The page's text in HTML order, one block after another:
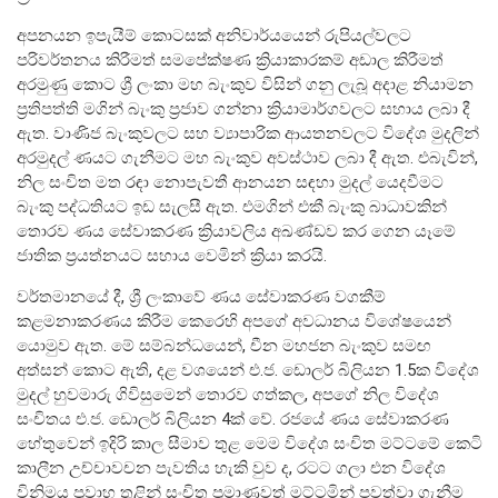
නෝට්ටු හා කාසි
නෝට්ටු හා කාසි පිළිබඳ දැනුවත් වෙමු
ව්‍යවහාර මුදල් නෝට්ටු
සංසරණයේ පවතින කාසි
සමරු කාසි හා නෝට්ටු
නෝට්ටුවල ආරක්ෂණ සලකුණු
ව්‍යවහාර මුදල් කළමනාකරණය
අපනයන ඉපැයීම් කොටසක් අනිවාර්යයෙන් රුපියල්වලට
පරිවර්තනය කිරීමත් සමපේක්ෂණ ක්‍රියාකාරකම් අඩාල කිරීමත්
අරමුණු කොට ශ්‍රී ලංකා මහ බැංකුව විසින් ගනු ලැබූ අදාළ නියාමන
ප්‍රතිපත්ති මගින් බැංකු ප්‍රජාව ගන්නා ක්‍රියාමාර්ගවලට සහාය ලබා දී
ඇත. වාණිජ බැංකුවලට සහ ව්‍යාපාරික ආයතනවලට විදේශ මුදලින්
අරමුදල් ණයට ගැනීමට මහ බැංකුව අවස්ථාව ලබා දී ඇත. එබැවින්,
නිල සංචිත මත රඳා නොපැවතී ආනයන සඳහා මුදල් යෙදවීමට
බැංකු පද්ධතියට ඉඩ සැලසී ඇත. එමගින් එකී බැංකු බාධාවකින්
තොරව ණය සේවාකරණ ක්‍රියාවලිය අඛණ්ඩව කර ගෙන යෑමේ
ජාතික ප්‍රයත්නයට සහාය වෙමින් ක්‍රියා කරයි.
වර්තමානයේ දී, ශ්‍රී ලංකාවේ ණය සේවාකරණ වගකීම්
කළමනාකරණය කිරීම කෙරෙහි අපගේ අවධානය විශේෂයෙන්
යොමුව ඇත. මේ සම්බන්ධයෙන්, චීන මහජන බැංකුව සමඟ
අත්සන් කොට ඇති, දළ වශයෙන් එ.ජ. ඩොලර් බිලියන 1.5ක විදේශ
මුදල් හුවමාරු ගිවිසුමෙන් තොරව ගත්කල, අපගේ නිල විදේශ
සංචිතය එ.ජ. ඩොලර් බිලියන 4ක් වේ. රජයේ ණය සේවාකරණ
හේතුවෙන් ඉදිරි කාල සීමාව තුළ මෙම විදේශ සංචිත මට්ටමේ කෙටි
කාලීන උච්චාවචන පැවතිය හැකි වුව ද, රටට ගලා එන විදේශ
විනිමය ප්‍රවාහ තුළින් සංචිත ප්‍රමාණවත් මට්ටමින් පවත්වා ගැනීම